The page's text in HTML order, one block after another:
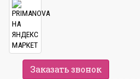
Заказать звонок